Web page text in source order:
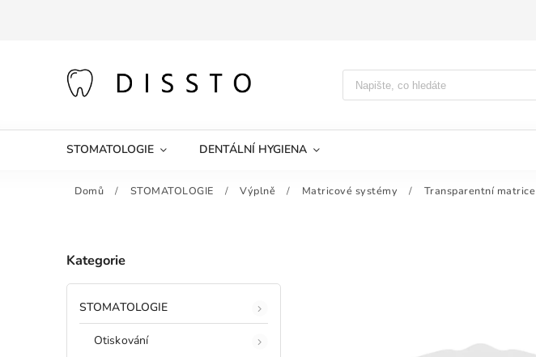
STOMATOLOGIE DENTÁLNÍ HYGIENA
Domů / STOMATOLOGIE / Výplně / Matricové systémy / Transparentní matrice
Kategorie
STOMATOLOGIE
Otiskování